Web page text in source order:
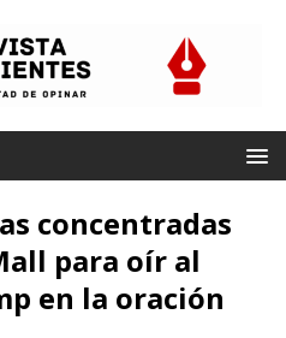
concentradas
para oír al
en la oración